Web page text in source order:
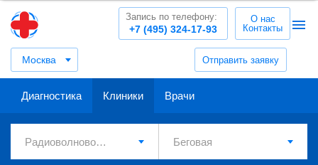
Москва Отправить заявку
+7 (495) 324-17-93
Запись по телефону:
О нас
Контакты
Диагностика Клиники Врачи